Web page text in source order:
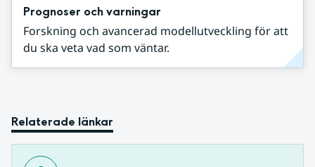
Prognoser och varningar
Forskning och avancerad modellutveckling för att
du ska veta vad som väntar.
Relaterade länkar